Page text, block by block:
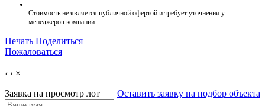
Стоимость не является публичной офертой и требует уточнения у
менеджеров компании.
Печать Поделиться
Пожаловаться
‹ › ×
Оставить заявку на подбор объекта
Заявка на просмотр лот